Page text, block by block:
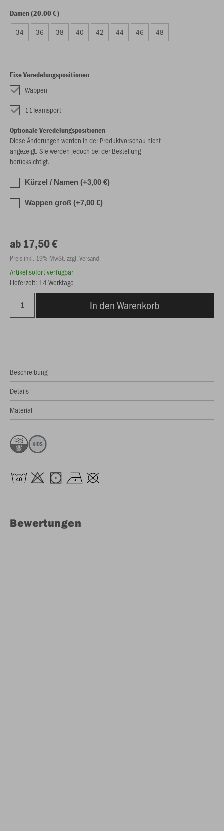
Damen (20,00 €)
34 36 38 40 42 44 46 48
Fixe Veredelungspositionen
Wappen
11Teamsport
Optionale Veredelungspositionen
Diese Änderungen werden in der Produktvorschau nicht
angezeigt. Sie werden jedoch bei der Bestellung
berücksichtigt.
Kürzel / Namen (+3,00 €)
Wappen groß (+7,00 €)
ab 17,50 €
Preis inkl. 19% MwSt. zzgl. Versand
Artikel sofort verfügbar
Lieferzeit: 14 Werktage
In den Warenkorb
Beschreibung
Details
Material
Bewertungen